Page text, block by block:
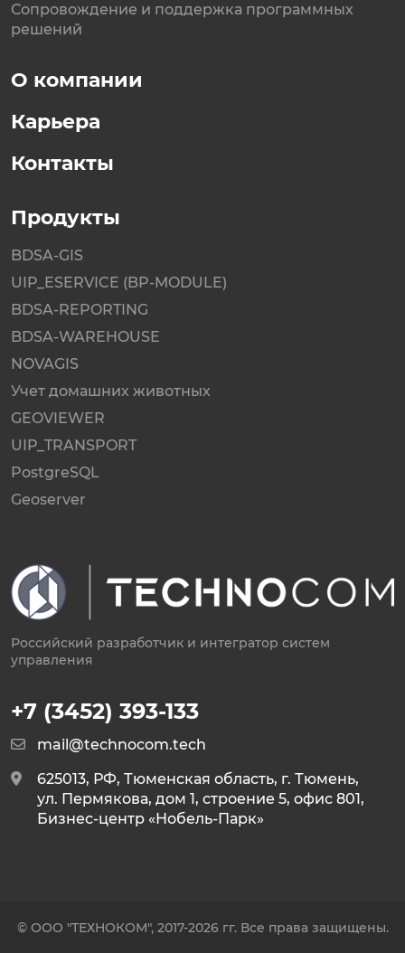
Сопровождение и поддержка программных
решений
О компании
Карьера
Контакты
Продукты
BDSA-GIS
UIP_ESERVICE (BP-MODULE)
BDSA-REPORTING
BDSA-WAREHOUSE
NOVAGIS
Учет домашних животных
GEOVIEWER
UIP_TRANSPORT
PostgreSQL
Geoserver
Российский разработчик и интегратор систем
управления
+7 (3452) 393-133
mail@technocom.tech
625013, РФ, Тюменская область, г. Тюмень,
ул. Пермякова, дом 1, строение 5, офис 801,
Бизнес-центр «Нобель-Парк»
© ООО "ТЕХНОКОМ", 2017-2026 гг. Все права защищены.